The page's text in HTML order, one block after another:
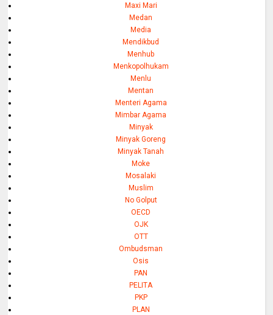
Maxi Mari
Medan
Media
Mendikbud
Menhub
Menkopolhukam
Menlu
Mentan
Menteri Agama
Mimbar Agama
Minyak
Minyak Goreng
Minyak Tanah
Moke
Mosalaki
Muslim
No Golput
OECD
OJK
OTT
Ombudsman
Osis
PAN
PELITA
PKP
PLAN